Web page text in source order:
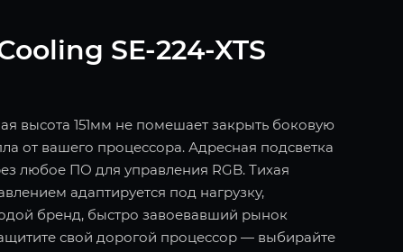
SE-224-XTS
высота 151мм не помешает закрыть боковую
от вашего процессора. Адресная подсветка
любое ПО для управления RGB. Тихая
адаптируется под нагрузку,
бренд, быстро завоевавший рынок
свой дорогой процессор — выбирайте